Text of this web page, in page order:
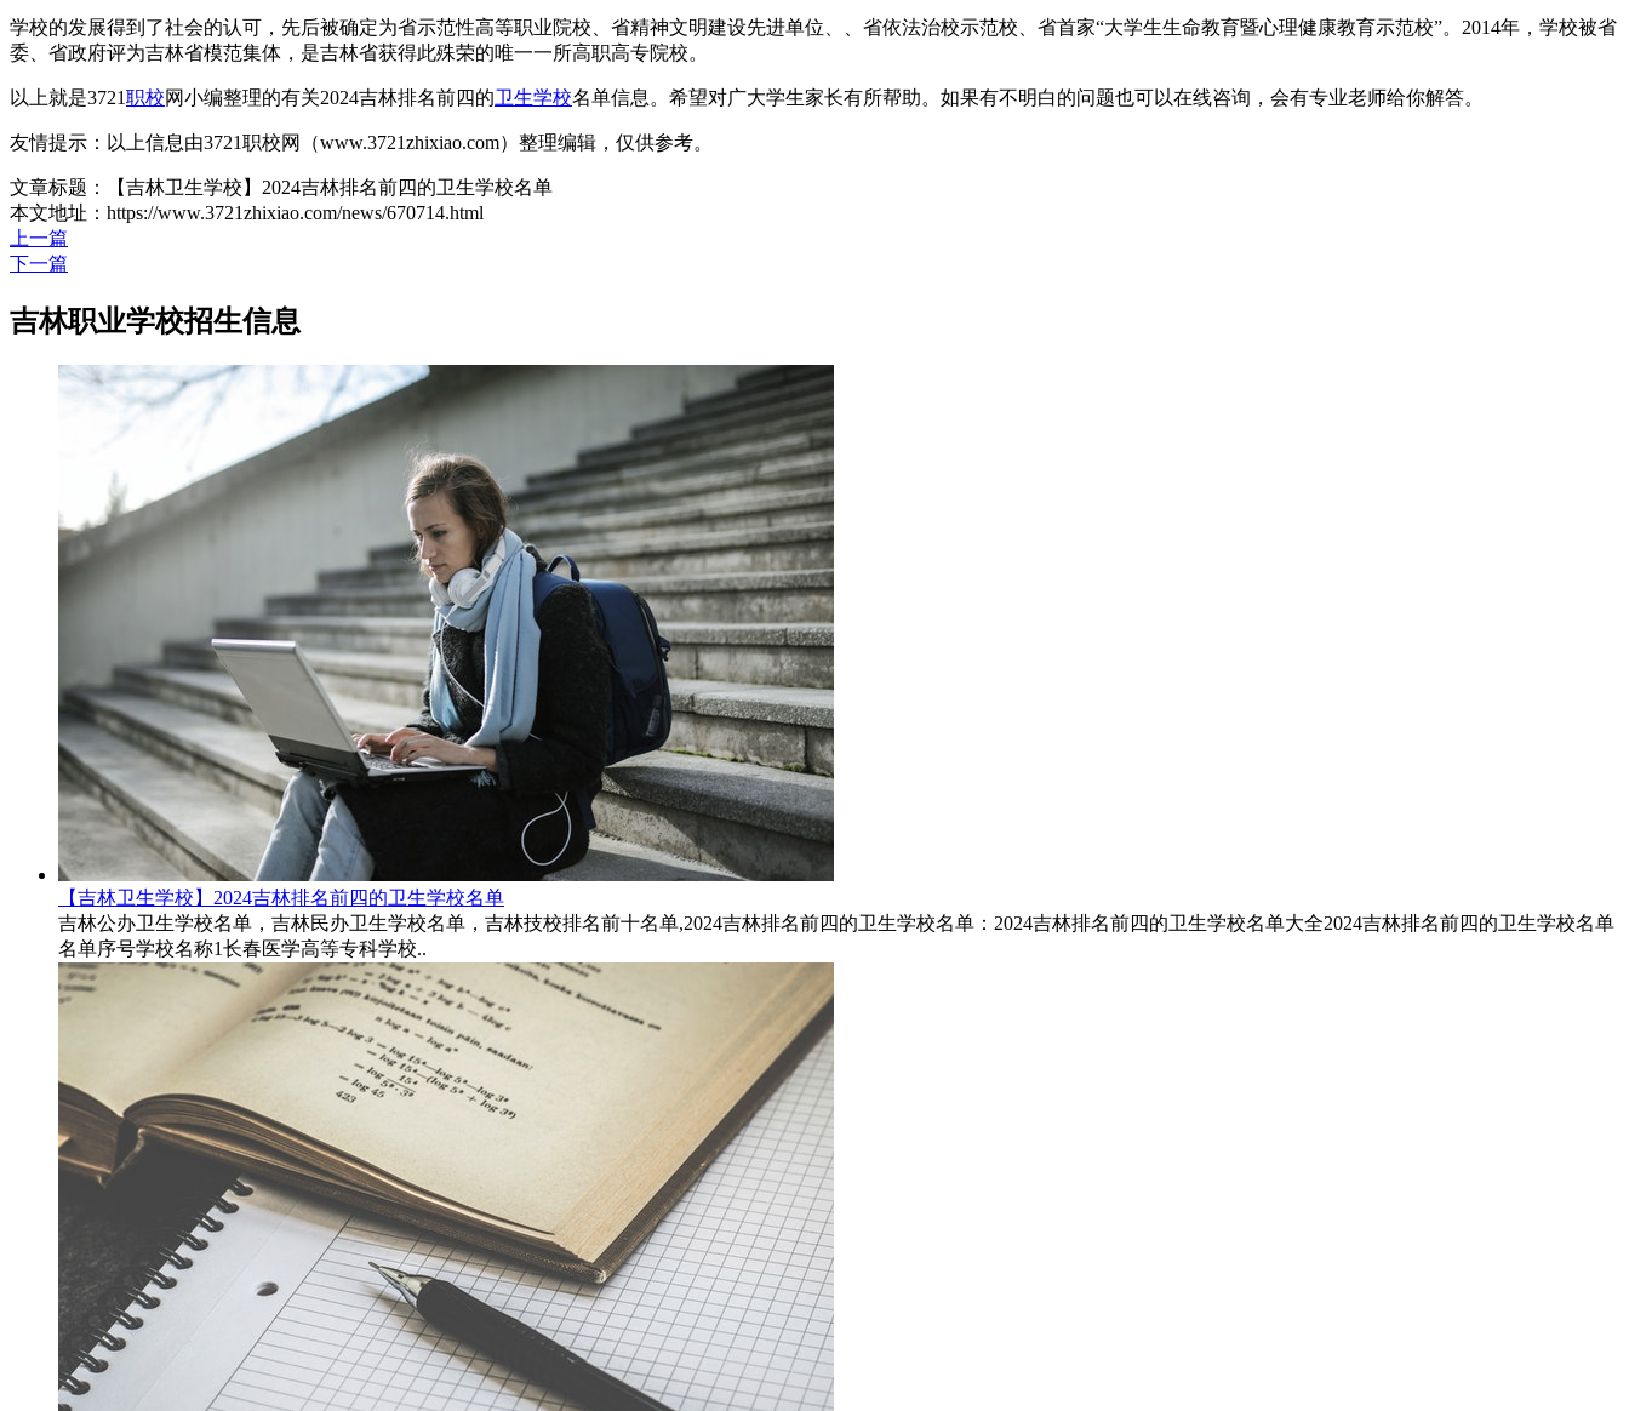
学校的发展得到了社会的认可，先后被确定为省示范性高等职业院校、省精神文明建设先进单位、、省依法治校示范校、省首家“大学生生命教育暨心理健康教育示范校”。2014年，学校被省
委、省政府评为吉林省模范集体，是吉林省获得此殊荣的唯一一所高职高专院校。
以上就是3721职校网小编整理的有关2024吉林排名前四的卫生学校名单信息。希望对广大学生家长有所帮助。如果有不明白的问题也可以在线咨询，会有专业老师给你解答。
友情提示：以上信息由3721职校网（www.3721zhixiao.com）整理编辑，仅供参考。
文章标题：【吉林卫生学校】2024吉林排名前四的卫生学校名单
本文地址：https://www.3721zhixiao.com/news/670714.html
上一篇
下一篇
吉林职业学校招生信息
【吉林卫生学校】2024吉林排名前四的卫生学校名单
吉林公办卫生学校名单，吉林民办卫生学校名单，吉林技校排名前十名单,2024吉林排名前四的卫生学校名单：2024吉林排名前四的卫生学校名单大全2024吉林排名前四的卫生学校名单
名单序号学校名称1长春医学高等专科学校..